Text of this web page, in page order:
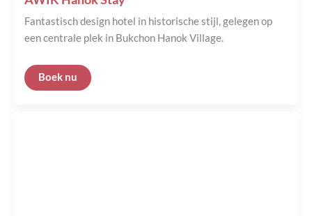
Fantastisch design hotel in historische stijl, gelegen op
een centrale plek in Bukchon Hanok Village.